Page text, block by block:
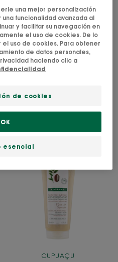
a
la
Almendra
dulce
Crema depilatoria a la
ducha
-
Flor
de
cupuaçu
CUPUAÇU
una mejor personalización
funcionalidad avanzada al
y facilitar su navegación en
el uso de cookies. De lo
uso de cookies. Para obtener
de datos personales,
haciendo clic a
de cookies
esencial
OK